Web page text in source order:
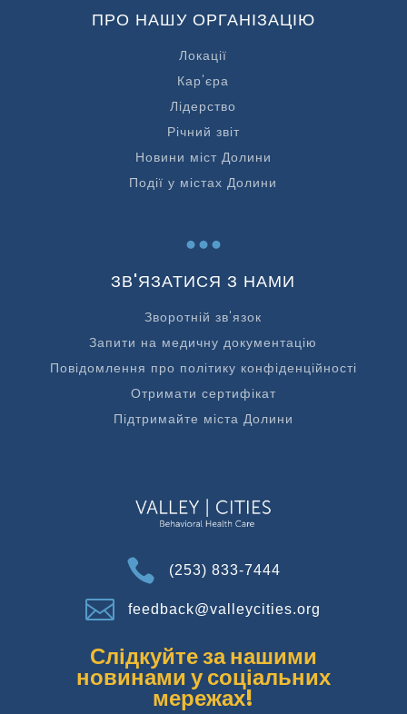
ПРО НАШУ ОРГАНІЗАЦІЮ
Локації
Кар'єра
Лідерство
Річний звіт
Новини міст Долини
Події у містах Долини
...
ЗВ'ЯЗАТИСЯ З НАМИ
Зворотній зв'язок
Запити на медичну документацію
Повідомлення про політику конфіденційності
Отримати сертифікат
Підтримайте міста Долини
 (253) 833-7444
 feedback@valleycities.org
Слідкуйте за нашими
новинами у соціальних
мережах!